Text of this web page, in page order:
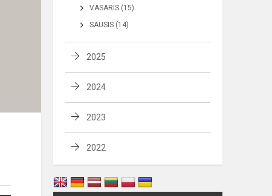
VASARIS (15)
SAUSIS (14)
2025
2024
2023
2022